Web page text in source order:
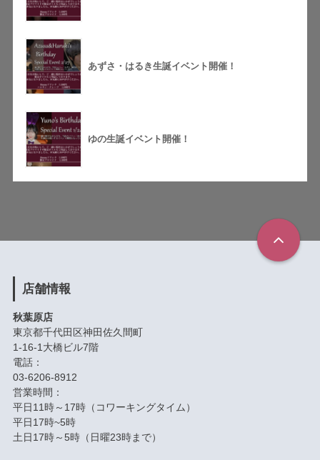
あずさ・はるき生誕イベント開催！
ゆの生誕イベント開催！
店舗情報
秋葉原店
東京都千代田区神田佐久間町
1-16-1大橋ビル7階
電話：
03-6206-8912
営業時間：
平日11時～17時（コワーキングタイム）
平日17時~5時
土日17時～5時（日曜23時まで）